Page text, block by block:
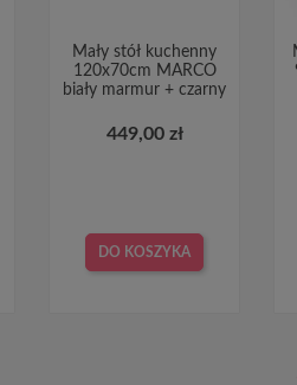
Mały stół kuchenny
120x70cm MARCO
biały marmur + czarny
449,00 zł
DO KOSZYKA